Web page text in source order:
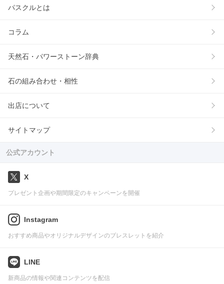
パスクルとは
コラム
天然石・パワーストーン辞典
石の組み合わせ・相性
出店について
サイトマップ
公式アカウント
X
プレゼント企画や期間限定のキャンペーンを開催
Instagram
おすすめ商品やオリジナルデザインのブレスレットを紹介
LINE
新商品の情報や関連コンテンツを配信